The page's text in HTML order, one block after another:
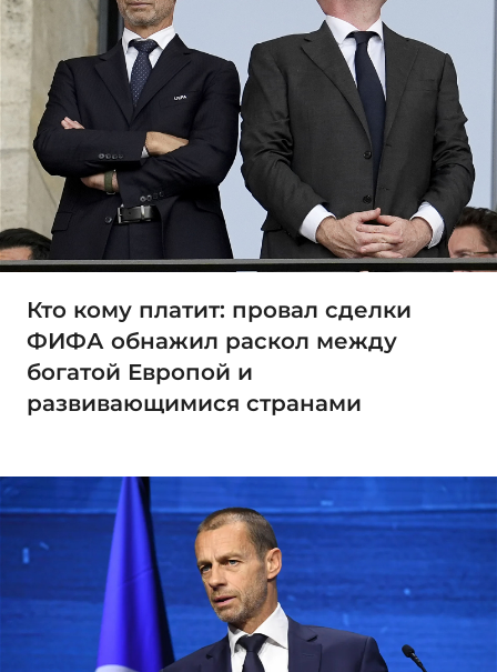
Кто кому платит: провал сделки
ФИФА обнажил раскол между
богатой Европой и
развивающимися странами